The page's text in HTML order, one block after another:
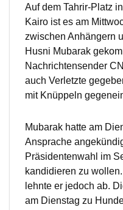
Auf dem Tahrir-Platz
Kairo ist es am
zwischen Anhängern
Husni Mubarak
Nachrichtensender
auch Verletzte
mit Knüppeln
Mubarak hatte am
Ansprache
Präsidentenwahl im
kandidieren zu
lehnte er jedoch ab.
am Dienstag zu